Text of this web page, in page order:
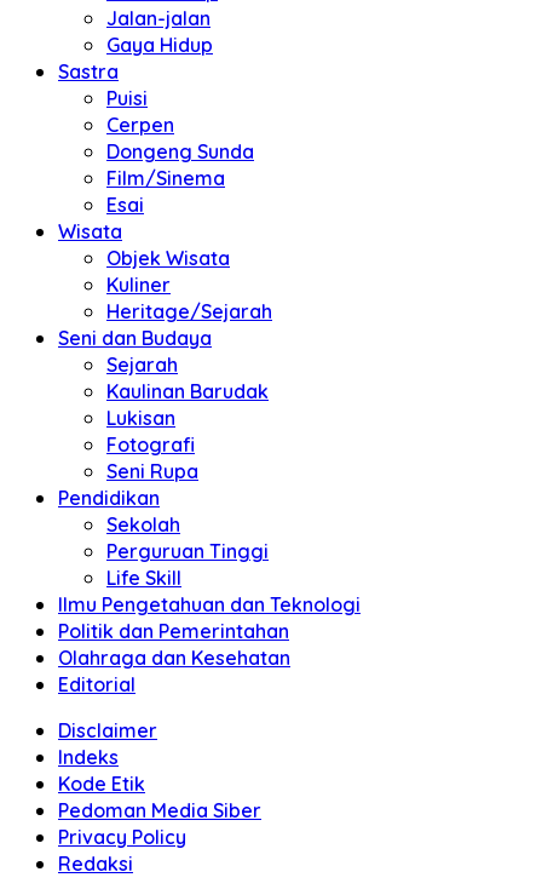
Jalan-jalan
Gaya Hidup
Sastra
Puisi
Cerpen
Dongeng Sunda
Film/Sinema
Esai
Wisata
Objek Wisata
Kuliner
Heritage/Sejarah
Seni dan Budaya
Sejarah
Kaulinan Barudak
Lukisan
Fotografi
Seni Rupa
Pendidikan
Sekolah
Perguruan Tinggi
Life Skill
Ilmu Pengetahuan dan Teknologi
Politik dan Pemerintahan
Olahraga dan Kesehatan
Editorial
Disclaimer
Indeks
Kode Etik
Pedoman Media Siber
Privacy Policy
Redaksi